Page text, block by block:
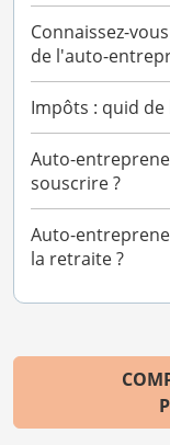
Connaissez-
de l'auto-
Impôts : quid
Auto-
souscrire ?
Auto-
la retraite ?